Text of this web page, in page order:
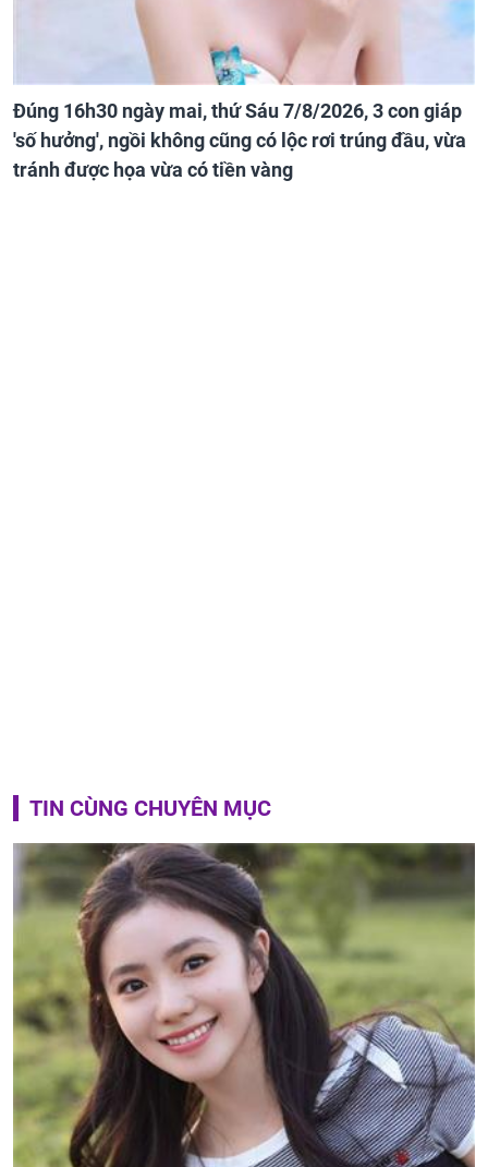
Đúng 16h30 ngày mai, thứ Sáu 7/8/2026, 3 con giáp
'số hưởng', ngồi không cũng có lộc rơi trúng đầu, vừa
tránh được họa vừa có tiền vàng
TIN CÙNG CHUYÊN MỤC